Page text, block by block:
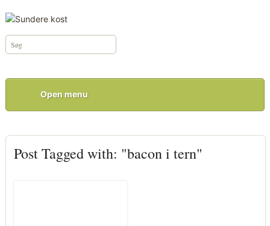
Open menu
Post Tagged with: "bacon i tern"